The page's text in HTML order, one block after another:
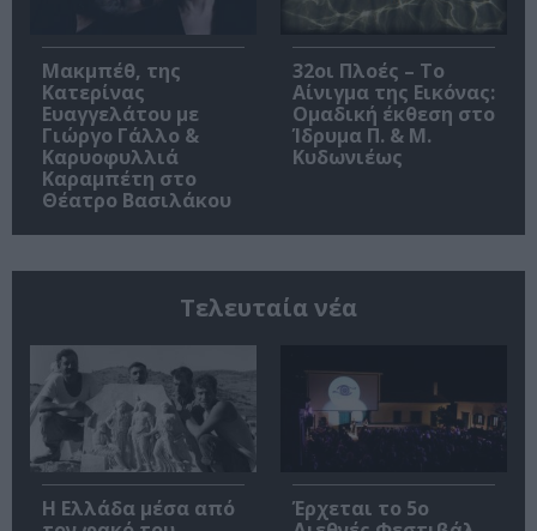
Μακμπέθ, της
Κατερίνας
Ευαγγελάτου με
Γιώργο Γάλλο &
Καρυοφυλλιά
Καραμπέτη στο
Θέατρο Βασιλάκου
32οι Πλοές – Το
Αίνιγμα της Εικόνας:
Ομαδική έκθεση στο
Ίδρυμα Π. & Μ.
Κυδωνιέως
Τελευταία νέα
Η Ελλάδα μέσα από
Έρχεται το 5ο